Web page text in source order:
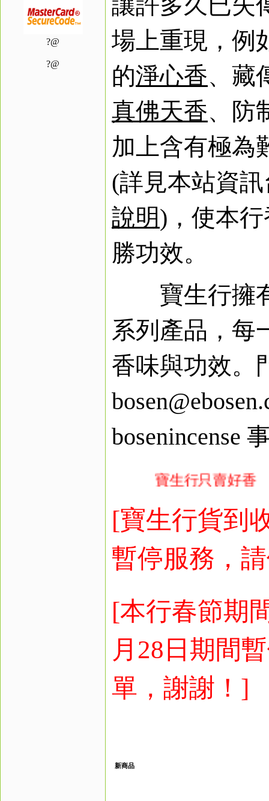
?@
?@
讓許多久已失
場上重現，例
的淨心香、藏
真佛天香、防
加上含有極為
(詳見本站資
說明) ，使本
勝功效。
寶生行擁有
系列產品，每
香味與功效。
bosenincense
寶生行只賣
[寶生行貨到
暫停服務，
[本行春節期
月28日期間
單，謝謝！]
新商品